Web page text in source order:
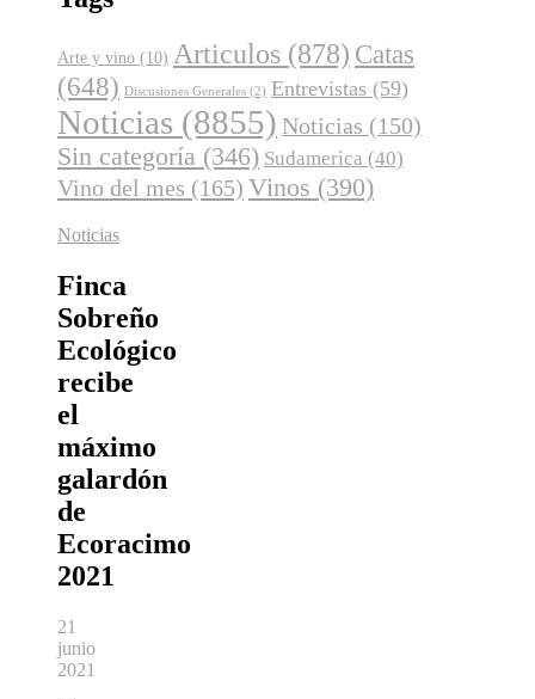
Arte y vino (10) Articulos (878) Catas
(648) Discusiones Generales (2) Entrevistas (59)
Noticias (8855) Noticias (150)
Sin categoría (346) Sudamerica (40)
Vino del mes (165) Vinos (390)
Noticias
Finca
Sobreño
Ecológico
recibe
el
máximo
galardón
de
Ecoracimo
2021
21
junio
2021